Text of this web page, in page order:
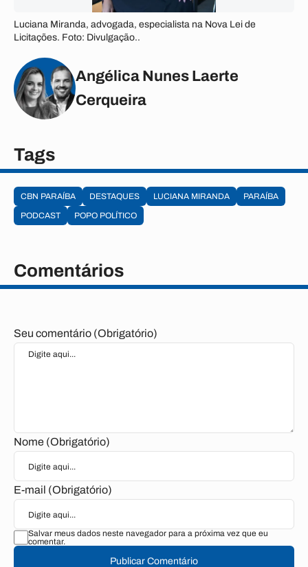
Luciana Miranda, advogada, especialista na Nova Lei de
Licitações. Foto: Divulgação..
Angélica Nunes Laerte
Cerqueira
Tags
CBN PARAÍBA DESTAQUES LUCIANA MIRANDA
PARAÍBA
PODCAST
POPO POLÍTICO
Comentários
Seu comentário (Obrigatório)
Nome (Obrigatório)
E-mail (Obrigatório)
Salvar meus dados neste navegador para a próxima vez que eu
comentar.
Publicar Comentário